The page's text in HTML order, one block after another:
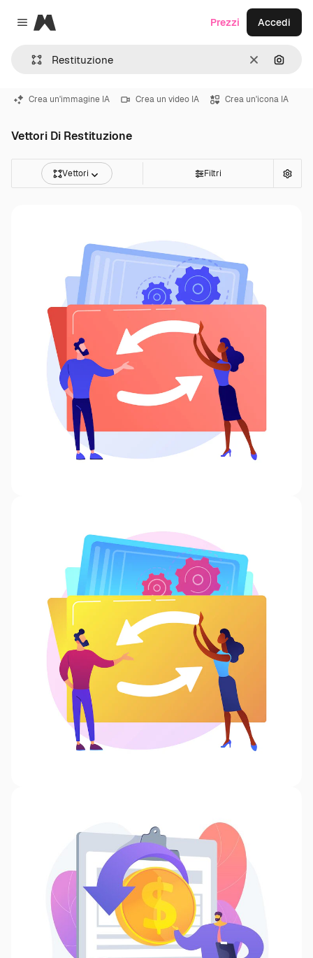
Close menu
Magnific
CancellaCerca
Prezzi Accedi
Crea un'immagine IA Crea un video IA Crea un'icona IA
Vettori Di Restituzione
Vettori Filtri